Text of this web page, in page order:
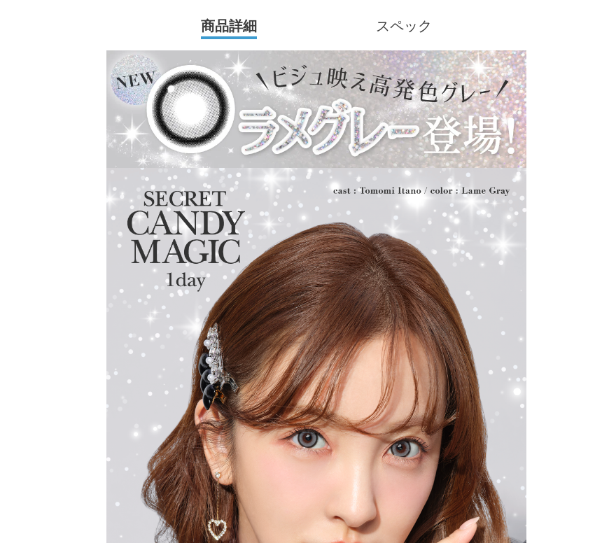
コン「キャンマジ5番」をはじめ、平成・令和のギャルカラコン、細フチ・太フチカラコン、水
2025年にはラメ入りカラコンが登場＆水光カラーは軸固定の回らない水光カラコンに進化し、
レンズスペックもUVカット機能・うるおい成分を追加＆高含水レンズにリニューアル！
さらに待望の乱視用カラコン secretcandymagic toric（シークレットキャンディーマジック ト
ーリック）も新登場しました。
常に最旬の「盛れる」と「お客様のニーズ」をキャッチし、進化し続けるブランドです。
商品詳細 スペック
クーポン詳細